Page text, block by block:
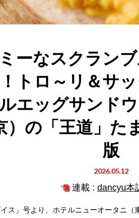
ーなスクラン
トロ～リ＆サ
エッグサンド
）の「王道」た
版
2026.05.12
連載 : dancyu本
ス」号より、ホテルニューオータニ